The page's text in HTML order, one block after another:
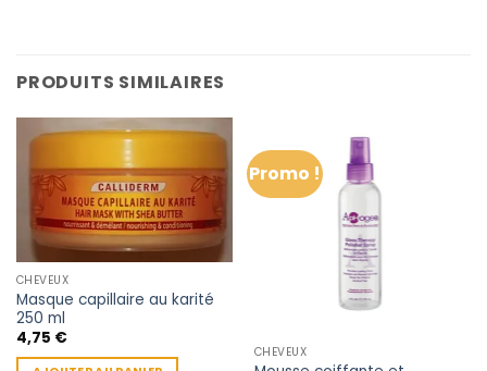
PRODUITS SIMILAIRES
CHEVEUX
Masque capillaire au karité
250 ml
4,75 €
Promo !
CHEVEUX